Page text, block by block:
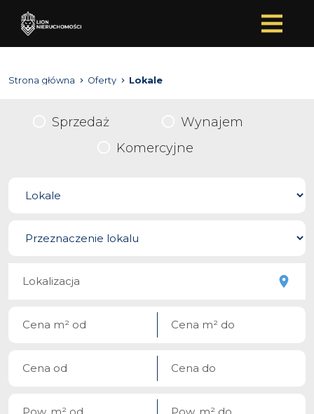
Strona główna Oferty Lokale
Sprzedaż
Wynajem
Komercyjne